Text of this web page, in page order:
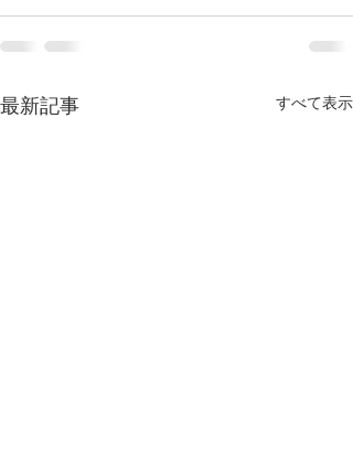
最新記事 すべて表示